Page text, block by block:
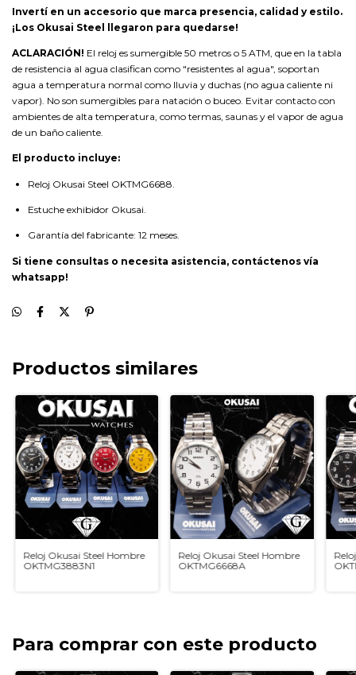
Invertí en un accesorio que marca presencia, calidad y estilo.
¡Los Okusai Steel llegaron para quedarse!
ACLARACIÓN! El reloj es sumergible 50 metros o 5 ATM, que en la tabla
de resistencia al agua clasifican como "resistentes al agua", soportan
agua a temperatura normal como lluvia y duchas (no agua caliente ni
vapor). No son sumergibles para natación o buceo. Evitar contacto con
ambientes de alta temperatura, como termas, saunas y el vapor de agua
de un baño caliente.
El producto incluye:
Reloj Okusai Steel OKTMG6688.
Estuche exhibidor Okusai.
Garantía del fabricante: 12 meses.
Si tiene consultas o necesita asistencia, contáctenos vía
whatsapp!
Productos similares
Reloj Okusai Steel Hombre
OKTMG3883N1
Reloj Okusai Steel Hombre
OKTMG6668A
Para comprar con este producto